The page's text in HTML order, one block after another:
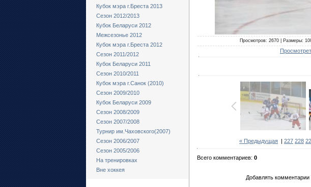
Кубок мэра г.Бреста 2013
Сезон 2012/2013
Кубок Беларуси 2012
Межсезонье 2012
Кубок мэра г.Бреста 2012
Сезон 2011/2012
Кубок Беларуси 2011
Сезон 2010/2011
Кубок мэра г.Санок (2010)
Сезон 2009/2010
Кубок Беларуси 2009
Сезон 2008/2009
Сезон 2007/2008
Турнир им.Чаховского(2007)
Сезон 2006/2007
Сезон 2005/2006
На тренировках
Вне хоккея
Просмотров: 2670 | Размеры:
« Предыдущая | 227 228
Всего комментариев: 0
Добавлять комментарии